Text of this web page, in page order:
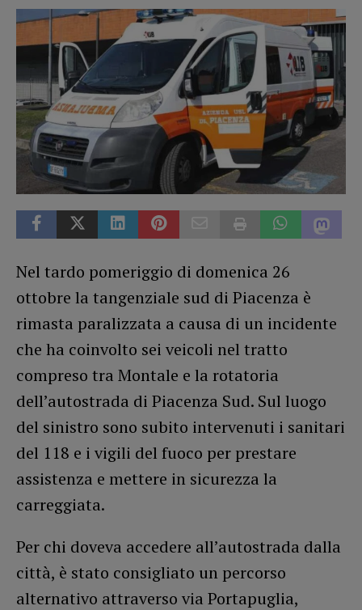
Nel tardo pomeriggio di domenica 26
ottobre la tangenziale sud di Piacenza è
rimasta paralizzata a causa di un incidente
che ha coinvolto sei veicoli nel tratto
compreso tra Montale e la rotatoria
dell’autostrada di Piacenza Sud. Sul luogo
del sinistro sono subito intervenuti i sanitari
del 118 e i vigili del fuoco per prestare
assistenza e mettere in sicurezza la
carreggiata.
Per chi doveva accedere all’autostrada dalla
città, è stato consigliato un percorso
alternativo attraverso via Portapuglia,